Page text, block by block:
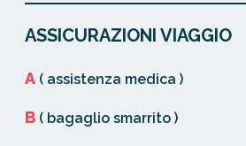
ASSICURAZIONI VIAGGIO
A ( assistenza medica )
B ( bagaglio smarrito )